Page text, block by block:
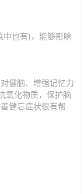
也有)，能够影响
健脑、增强记忆力
氧化物质，保护脑
健忘症状很有帮